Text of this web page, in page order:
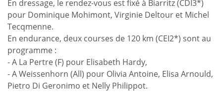
En dressage, le rendez-vous est fixé à Biarritz (CDI3*)
pour Dominique Mohimont, Virginie Deltour et Michel
Tecqmenne.
En endurance, deux courses de 120 km (CEI2*) sont au
programme :
- A La Pertre (F) pour Elisabeth Hardy,
- A Weissenhorn (All) pour Olivia Antoine, Elisa Arnould,
Pietro Di Geronimo et Nelly Philippot.